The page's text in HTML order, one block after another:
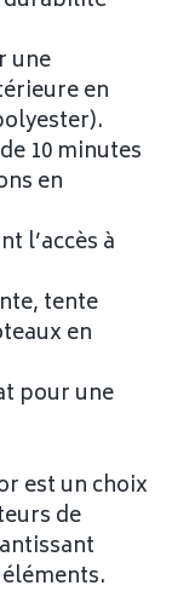
une
en
10 minutes
en
l’accès à
tente
en
pour une
est un choix
de